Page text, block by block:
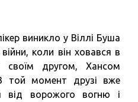
виникло у Віллі Буша
коли він ховався в
своїм другом, Хансом
той момент друзі вже
від ворожого вогню і